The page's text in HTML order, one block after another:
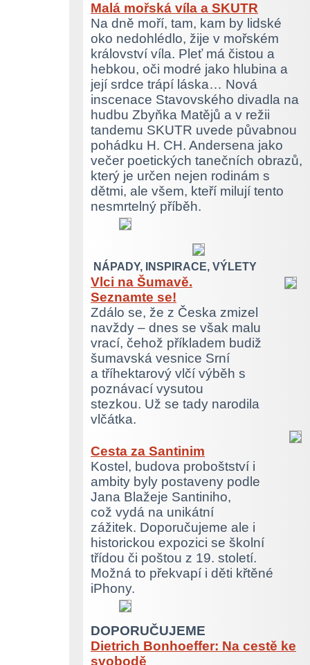
Malá mořská víla a SKUTR
Na dně moří, tam, kam by lidské
oko nedohlédlo, žije v mořském
království víla. Pleť má čistou a
hebkou, oči modré jako hlubina a
její srdce trápí láska… Nová
inscenace Stavovského divadla na
hudbu Zbyňka Matějů a v režii
tandemu SKUTR uvede půvabnou
pohádku H. CH. Andersena jako
večer poetických tanečních obrazů,
který je určen nejen rodinám s
dětmi, ale všem, kteří milují tento
nesmrtelný příběh.
NÁPADY, INSPIRACE, VÝLETY
Vlci na Šumavě.
Seznamte se!
Zdálo se, že z Česka zmizel
navždy – dnes se však malu
vrací, čehož příkladem budiž
šumavská vesnice Srní
a tříhektarový vlčí výběh s
poznávací vysutou
stezkou. Už se tady narodila
vlčátka.
Cesta za Santinim
Kostel, budova proboštství i
ambity byly postaveny podle
Jana Blažeje Santiniho,
což vydá na unikátní
zážitek. Doporučujeme ale i
historickou expozici se školní
třídou či poštou z 19. století.
Možná to překvapí i děti křtěné
iPhony.
DOPORUČUJEME
Dietrich Bonhoeffer: Na cestě ke
svobodě